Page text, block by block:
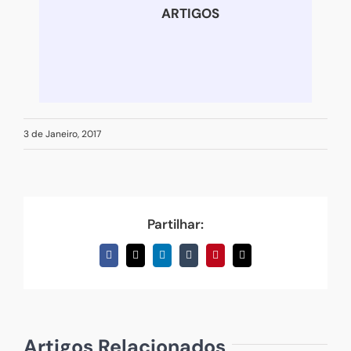
ARTIGOS
3 de Janeiro, 2017
Partilhar:
Facebook
X LinkedInTumblrPinterestEmail
(necessário